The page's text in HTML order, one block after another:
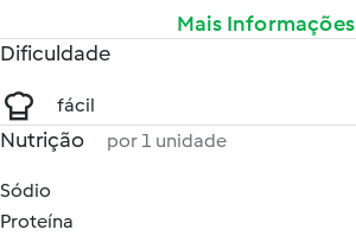
Mais Informações
Dificuldade
fácil
Nutrição por 1 unidade
Sódio
Proteína